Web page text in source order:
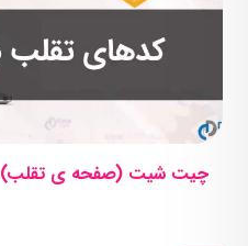
چیت شیت (صفحه ی تقلب) HTML (کدهای کاربردی)